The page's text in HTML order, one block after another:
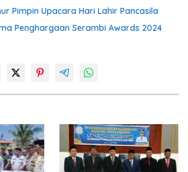
Pimpin Upacara Hari Lahir Pancasila
Penghargaan Serambi Awards 2024